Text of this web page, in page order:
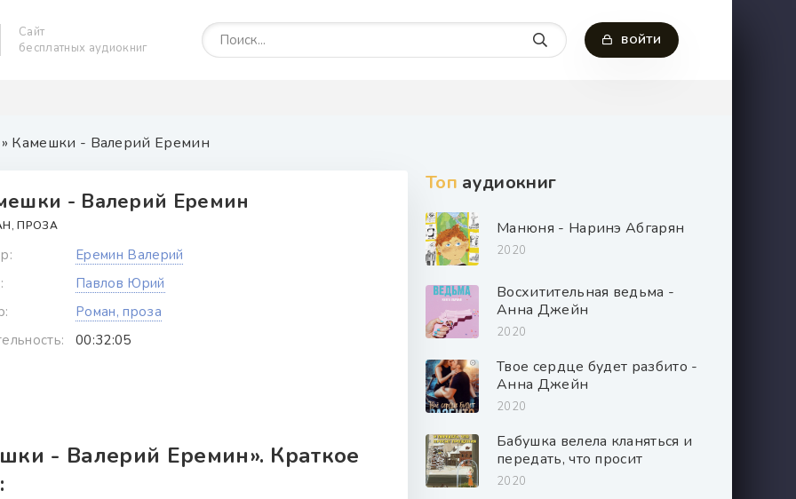
Сайт
бесплатных аудиокниг
ВОЙТИ
Камешки - Валерий Еремин
- Валерий Еремин
ПРОЗА
Еремин Валерий
Павлов Юрий
Роман, проза
00:32:05
- Валерий Еремин». Краткое
Топ аудиокниг
Манюня - Наринэ Абгарян
2020
Восхитительная ведьма -
Анна Джейн
2020
Твое сердце будет разбито -
Анна Джейн
2020
Бабушка велела кланяться и
передать, что просит
прощения - Фредерик
2020